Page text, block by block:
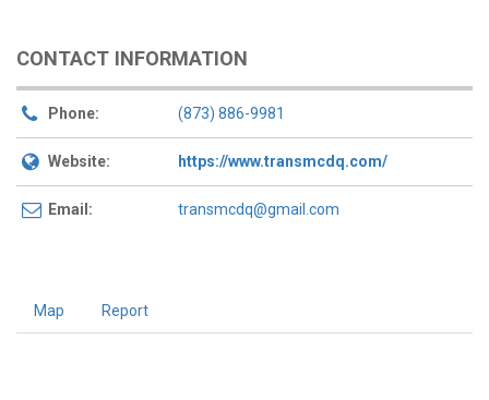
CONTACT INFORMATION
Phone: (873) 886-9981
Website: https://www.transmcdq.com/
Email: transmcdq@gmail.com
Map Report